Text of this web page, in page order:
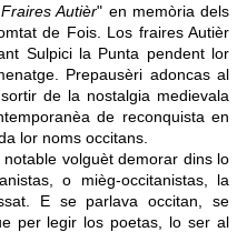
Autièr" en memòria dels
de Fois. Los fraires Autièr
Sulpici la Punta pendent lor
Prepausèri adoncas al
de la nostalgia medievala
de reconquista en
lor noms occitans.
volguèt demorar dins lo
o mièg-occitanistas, la
E se parlava occitan, se
per legir los poetas, lo ser al